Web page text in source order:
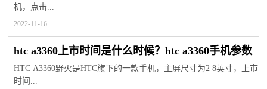
机，点击...
2022-11-16
htc a3360上市时间是什么时候？htc a3360手机参数
HTC A3360野火是HTC旗下的一款手机，主屏尺寸为2 8英寸，上市
时间...